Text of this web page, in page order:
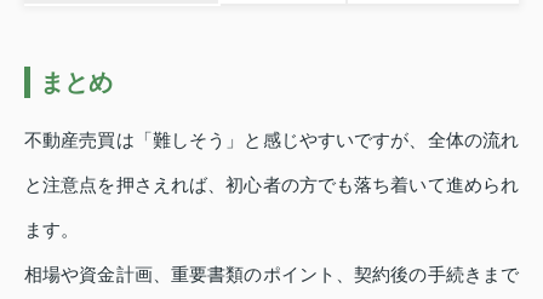
まとめ
不動産売買は「難しそう」と感じやすいですが、全体の流れ
と注意点を押さえれば、初心者の方でも落ち着いて進められ
ます。
相場や資金計画、重要書類のポイント、契約後の手続きまで